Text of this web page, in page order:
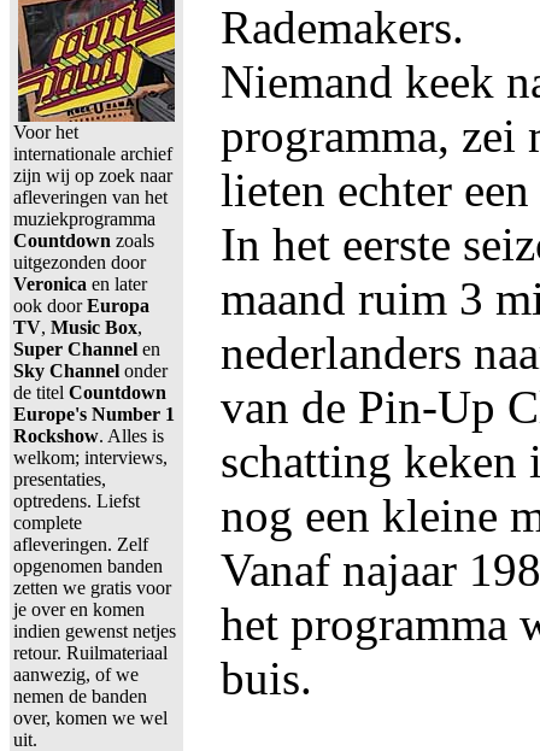
Voor het
internationale archief
zijn wij op zoek naar
afleveringen van het
muziekprogramma
Countdown zoals
uitgezonden door
Veronica en later
ook doorEuropa
TV, Music Box,
Super Channel en
Sky Channel onder
de titel Countdown
Europe's Number 1
Rockshow. Alles is
welkom; interviews,
presentaties,
optredens. Liefst
complete
afleveringen. Zelf
opgenomen banden
zetten we gratis voor
je over en komen
indien gewenst netjes
retour. Ruilmateriaal
aanwezig, of we
nemen de banden
over, komen we wel
uit.
Rademakers.
Niemand keek
programma, zei
lieten echter
In het eerste
maand ruim 3
nederlanders
van de Pin-Up
schatting
nog een kleine
Vanaf najaar
het programma
buis.